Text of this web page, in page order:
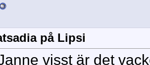
på Lipsi
visst är det